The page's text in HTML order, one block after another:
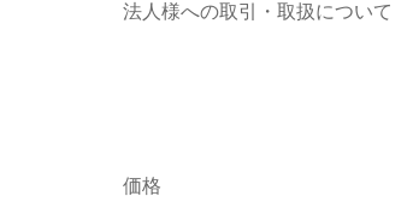
法人様への取引・取扱について
価格